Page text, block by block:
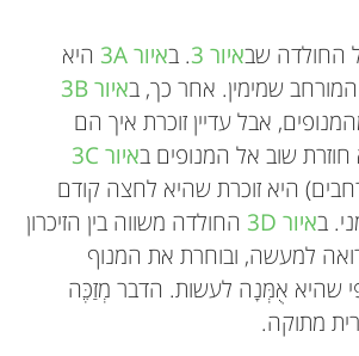
החולדה שבאיור 3 . באיור 3A
היא
שמימין. אחר כך, באיור 3B
אבל עדיין זוכרת איך הם
שוב אל המנופים באיור 3C
היא זוכרת שהיא לחצה קודם
באיור 3D
החולדה משווה בין הזיכרון
למעשה, ובוחרת את המנוף
שהיא אֻמְּנָה לעשות. הדבר מְזַכֶּה
מתוקה.